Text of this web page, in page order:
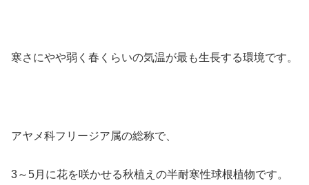
寒さにやや弱く春くらいの気温が最も生長する環境です。
アヤメ科フリージア属の総称で、
3～5月に花を咲かせる秋植えの半耐寒性球根植物です。